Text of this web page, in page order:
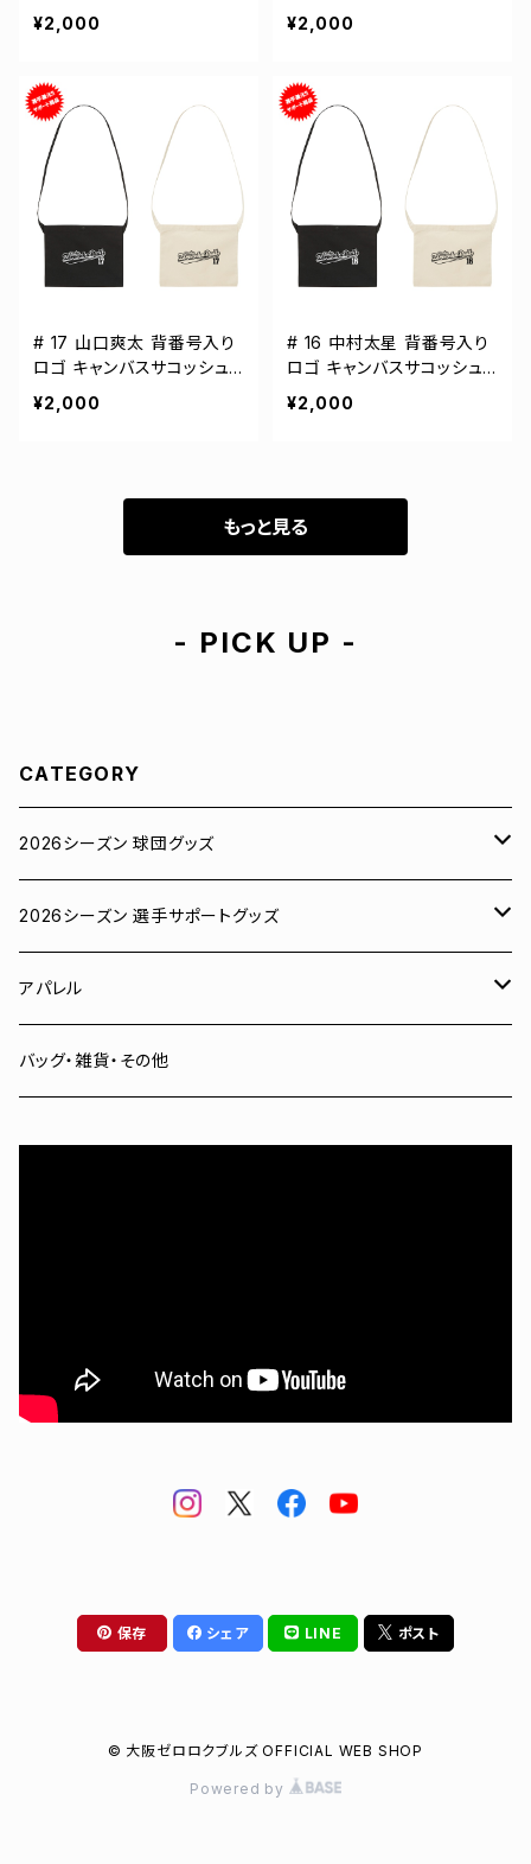
選手還元 2カラー 001461
¥2,000
選手還元 2カラー 001461
¥2,000
# 17 山口爽太 背番号入り
ロゴ キャンバスサコッシュ
選手還元 2カラー 001461
¥2,000
# 16 中村太星 背番号入り
ロゴ キャンバスサコッシュ
選手還元 2カラー 001461
¥2,000
もっと見る
- PICK UP -
CATEGORY
2026シーズン 球団グッズ
ユニフォーム
Tシャツ
スウェット
2026シーズン 選手サポートグッズ
# 00 蓮
# 0 岡田竜汰
# 6 菅野聖也
# 9 野島煌
アパレル
スウェット・パーカー
バッグ・雑貨・その他
保存 シェア LINE ポスト
© 大阪ゼロロクブルズ OFFICIAL WEB SHOP
Powered by